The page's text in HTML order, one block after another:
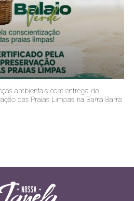
ambientais com entrega do
das Praias Limpas na Barra Barra